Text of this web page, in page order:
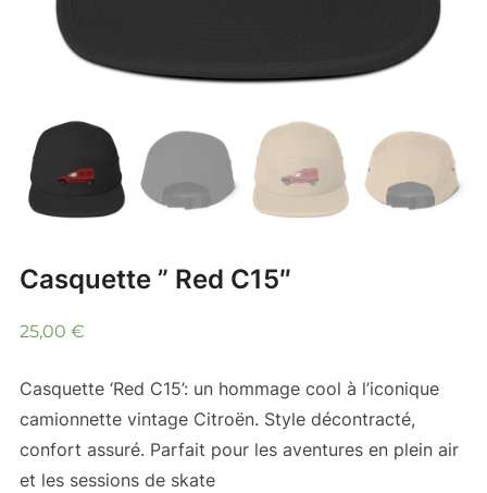
Casquette ” Red C15″
25,00 €
Casquette ‘Red C15’: un hommage cool à l’iconique
camionnette vintage Citroën. Style décontracté,
confort assuré. Parfait pour les aventures en plein air
et les sessions de skate